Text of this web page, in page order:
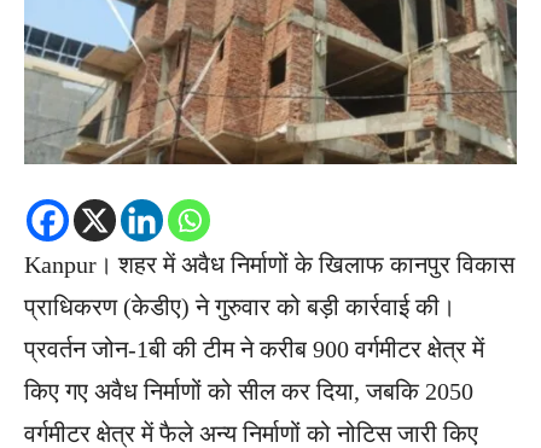
Kanpur। शहर में अवैध निर्माणों के खिलाफ कानपुर विकास
प्राधिकरण (केडीए) ने गुरुवार को बड़ी कार्रवाई की।
प्रवर्तन जोन-1बी की टीम ने करीब 900 वर्गमीटर क्षेत्र में
किए गए अवैध निर्माणों को सील कर दिया, जबकि 2050
वर्गमीटर क्षेत्र में फैले अन्य निर्माणों को नोटिस जारी किए